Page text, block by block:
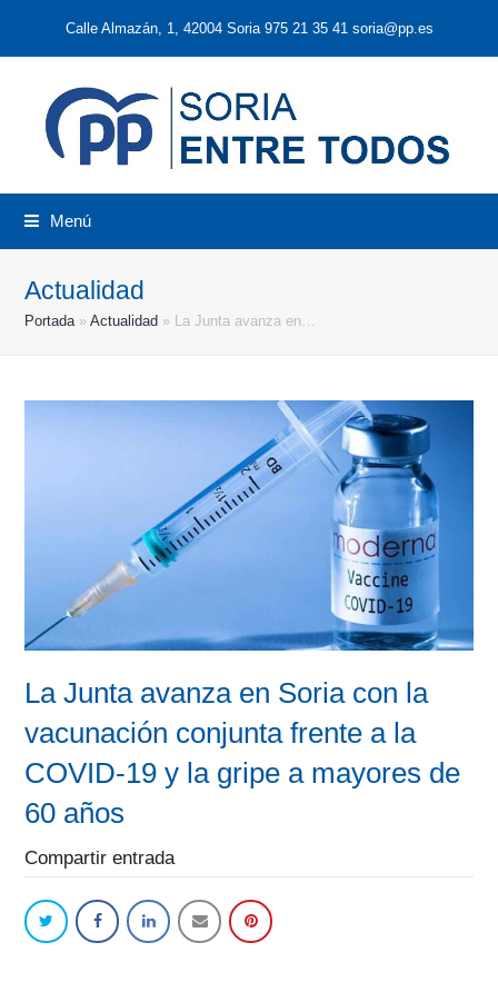
Calle Almazán, 1, 42004 Soria 975 21 35 41 soria@pp.es
Menú
Actualidad
Portada»Actualidad » La Junta avanza en…
La Junta avanza en Soria con la
vacunación conjunta frente a la
COVID-19 y la gripe a mayores de
60 años
Compartir entrada